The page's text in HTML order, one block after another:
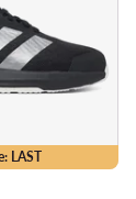
LAST